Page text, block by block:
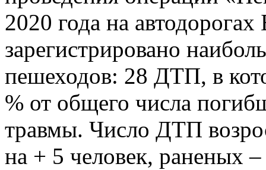
2020 года на
зарегистрировано
пешеходов: 28 ДТП, в
% от общего числа
травмы. Число ДТП
на + 5 человек, раненых